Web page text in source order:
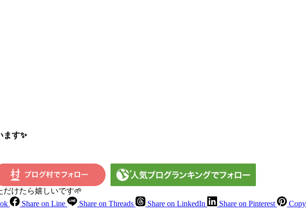
ます✨
だけたら嬉しいです🌱
Share on Line Share on Threads Share on LinkedIn Share on Pinterest